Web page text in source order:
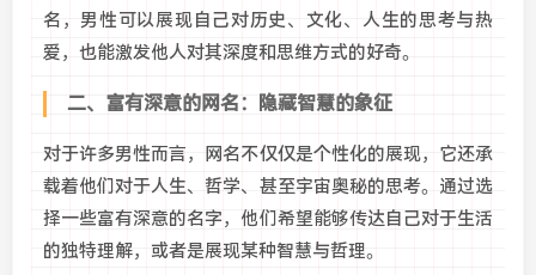
名，男性可以展现自己对历史、文化、人生的思考与热
爱，也能激发他人对其深度和思维方式的好奇。
二、富有深意的网名：隐藏智慧的象征
对于许多男性而言，网名不仅仅是个性化的展现，它还承
载着他们对于人生、哲学、甚至宇宙奥秘的思考。通过选
择一些富有深意的名字，他们希望能够传达自己对于生活
的独特理解，或者是展现某种智慧与哲理。